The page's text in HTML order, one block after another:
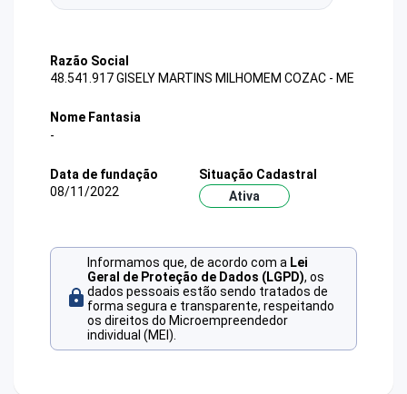
Razão Social
48.541.917 GISELY MARTINS MILHOMEM COZAC - ME
Nome Fantasia
-
Data de fundação
08/11/2022
Situação Cadastral
Ativa
Informamos que, de acordo com a Lei
Geral de Proteção de Dados (LGPD), os
dados pessoais estão sendo tratados de
forma segura e transparente, respeitando
os direitos do Microempreendedor
individual (MEI).